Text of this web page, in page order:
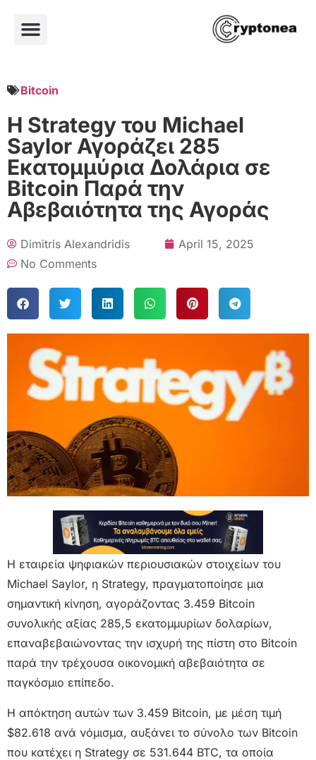
Bitcoin
Η Strategy του Michael
Saylor Αγοράζει 285
Εκατομμύρια Δολάρια σε
Bitcoin Παρά την
Αβεβαιότητα της Αγοράς
Dimitris Alexandridis
April 15, 2025
No Comments
Η εταιρεία ψηφιακών περιουσιακών στοιχείων του
Michael Saylor, η Strategy, πραγματοποίησε μια
σημαντική κίνηση, αγοράζοντας 3.459 Bitcoin
συνολικής αξίας 285,5 εκατομμυρίων δολαρίων,
επαναβεβαιώνοντας την ισχυρή της πίστη στο Bitcoin
παρά την τρέχουσα οικονομική αβεβαιότητα σε
παγκόσμιο επίπεδο.
Η απόκτηση αυτών των 3.459 Bitcoin, με μέση τιμή
$82.618 ανά νόμισμα, αυξάνει το σύνολο των Bitcoin
που κατέχει η Strategy σε 531.644 BTC, τα οποία